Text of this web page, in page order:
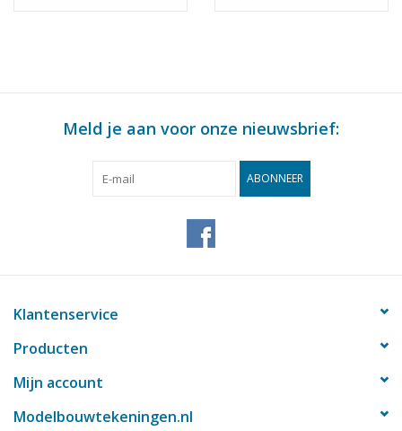
Meld je aan voor onze nieuwsbrief:
ABONNEER
Klantenservice
Producten
Mijn account
Modelbouwtekeningen.nl